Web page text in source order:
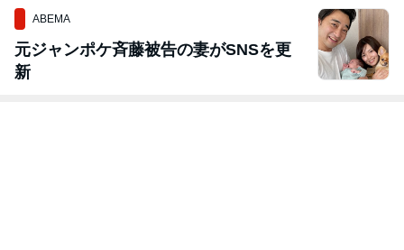
ABEMA
元ジャンポケ斉藤被告の妻がSNSを更
新